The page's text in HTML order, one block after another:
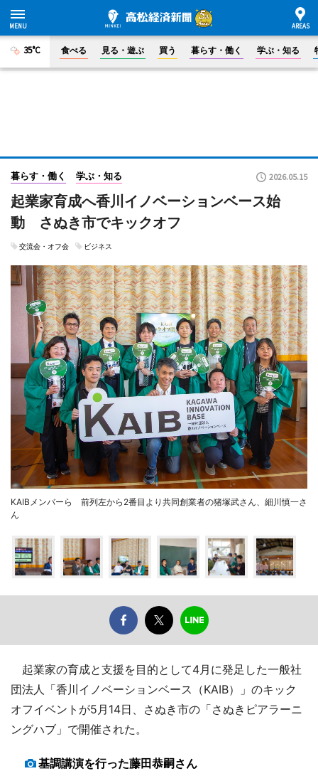
35°C 食べる 見る・遊ぶ 買う 暮らす・働く 学ぶ・知る
暮らす・働く 学ぶ・知る 2026.05.15
起業家育成へ香川イノベーションベース始
動 さぬき市でキックオフ
交流会・オフ会 ビジネス
KAIBメンバーら 前列左から2番目より共同創業者の猪塚武さん、細川慎一さ
ん
起業家の育成と支援を目的として4月に発足した一般社
団法人「香川イノベーションベース（KAIB）」のキック
オフイベントが5月14日、さぬき市の「さぬきピアラーニ
ングハブ」で開催された。
基調講演を行った藤田恭嗣さん